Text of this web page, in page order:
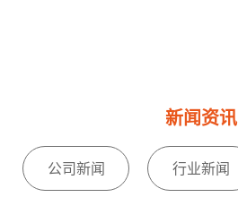
新闻资讯
公司新闻 行业新闻